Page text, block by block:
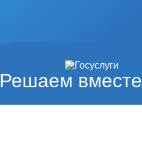
Решаем вместе